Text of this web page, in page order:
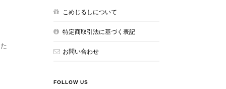
こめじるしについて
特定商取引法に基づく表記
お問い合わせ
FOLLOW US